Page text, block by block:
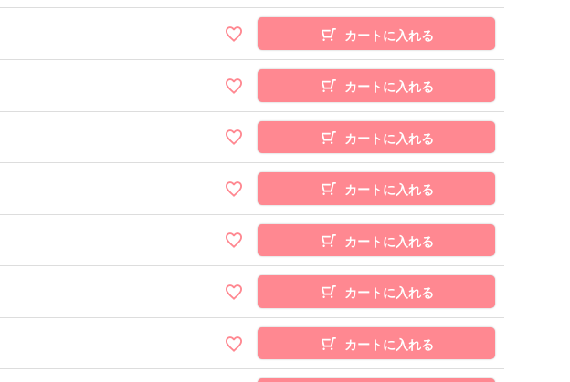
カートに入れる
カートに入れる
カートに入れる
カートに入れる
カートに入れる
カートに入れる
カートに入れる